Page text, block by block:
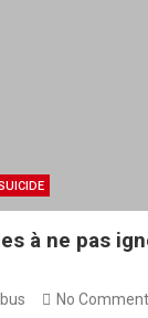
à ne pas
No